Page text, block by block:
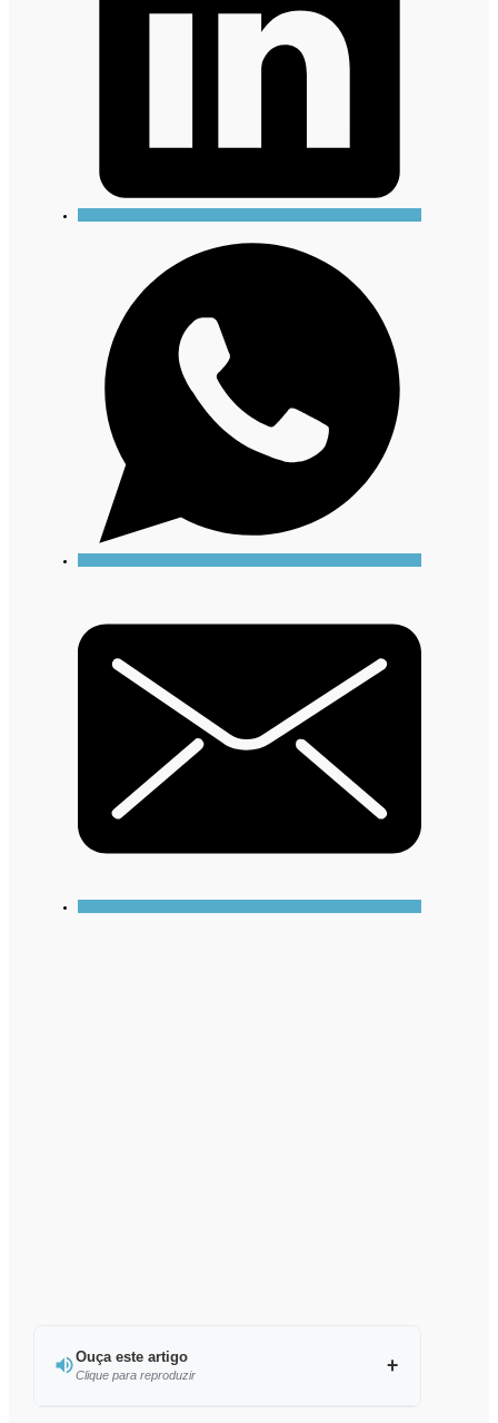
Ouça este artigo
Clique para reproduzir